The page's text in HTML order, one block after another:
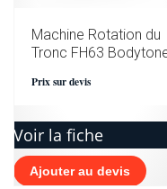
Machine Rotation du
Tronc FH63
Prix sur devis
Voir la fiche
Ajouter au devis